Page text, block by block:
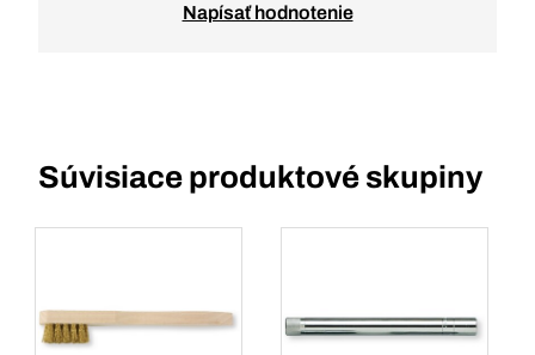
Napísať hodnotenie
Súvisiace produktové skupiny